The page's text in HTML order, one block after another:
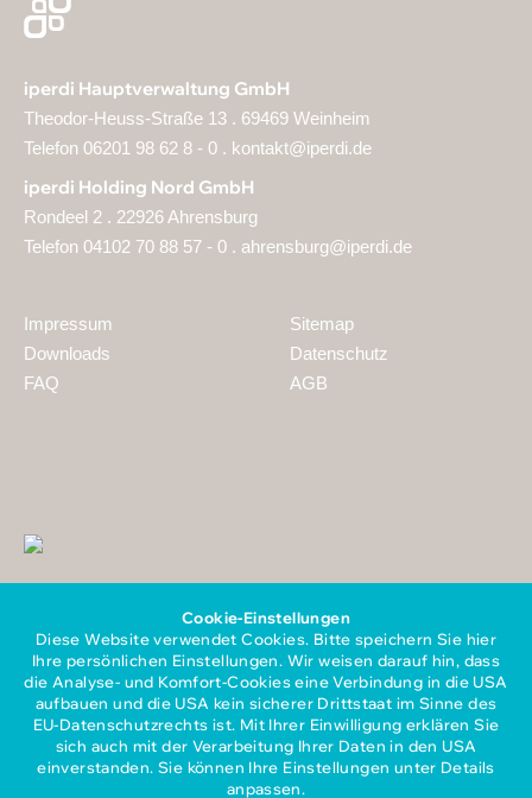
Cookie-Einstellungen
Diese Website verwendet Cookies. Bitte speichern Sie hier
Ihre persönlichen Einstellungen. Wir weisen darauf hin, dass
die Analyse- und Komfort-Cookies eine Verbindung in die USA
aufbauen und die USA kein sicherer Drittstaat im Sinne des
EU-Datenschutzrechts ist. Mit Ihrer Einwilligung erklären Sie
sich auch mit der Verarbeitung Ihrer Daten in den USA
einverstanden. Sie können Ihre Einstellungen unter Details
anpassen.
iperdi Hauptverwaltung GmbH
Theodor-Heuss-Straße 13 . 69469 Weinheim
Telefon 06201 98 62 8 - 0 . kontakt@iperdi.de
iperdi Holding Nord GmbH
Rondeel 2 . 22926 Ahrensburg
Telefon 04102 70 88 57 - 0 . ahrensburg@iperdi.de
Impressum
Downloads
FAQ
Sitemap
Datenschutz
AGB
Mitglied im Gesamtverband
der Personaldienstleister e.V.